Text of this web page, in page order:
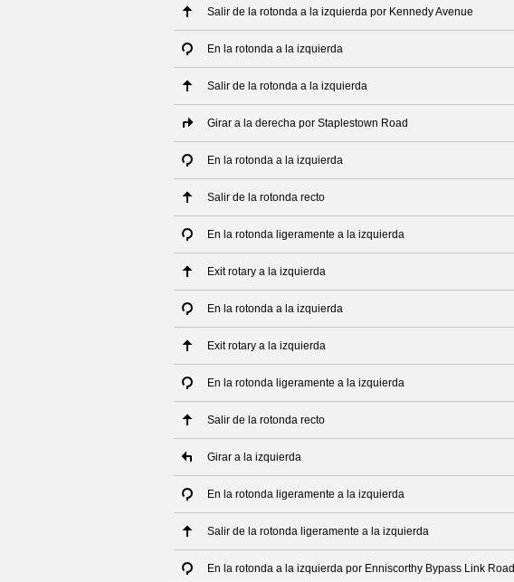
Salir de la rotonda a la izquierda por Kennedy Avenue
En la rotonda a la izquierda
Salir de la rotonda a la izquierda
Girar a la derecha por Staplestown Road
En la rotonda a la izquierda
Salir de la rotonda recto
En la rotonda ligeramente a la izquierda
Exit rotary a la izquierda
En la rotonda a la izquierda
Exit rotary a la izquierda
En la rotonda ligeramente a la izquierda
Salir de la rotonda recto
Girar a la izquierda
En la rotonda ligeramente a la izquierda
Salir de la rotonda ligeramente a la izquierda
En la rotonda a la izquierda por Enniscorthy Bypass Link Road